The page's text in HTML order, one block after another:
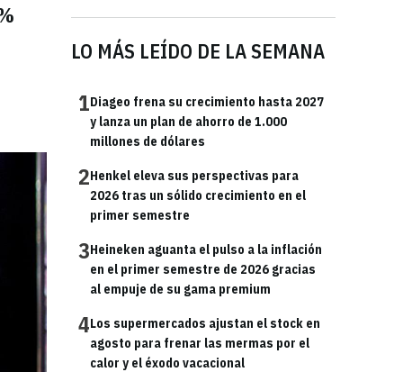
LO MÁS LEÍDO DE LA SEMANA
1Diageo frena su crecimiento hasta 2027
y lanza un plan de ahorro de 1.000
millones de dólares
2Henkel eleva sus perspectivas para
2026 tras un sólido crecimiento en el
primer semestre
3Heineken aguanta el pulso a la inflación
en el primer semestre de 2026 gracias
al empuje de su gama premium
4Los supermercados ajustan el stock en
agosto para frenar las mermas por el
calor y el éxodo vacacional